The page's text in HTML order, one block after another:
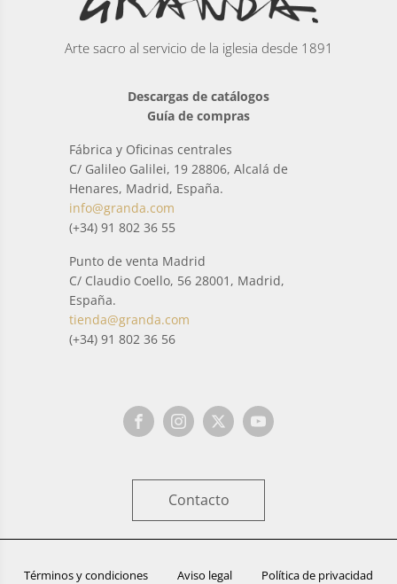
Arte sacro al servicio de la iglesia desde 1891
Descargas de catálogos
Guía de compras
Fábrica y Oficinas centrales
C/ Galileo Galilei, 19 28806, Alcalá de
Henares, Madrid, España.
info@granda.com
(+34) 91 802 36 55
Punto de venta Madrid
C/ Claudio Coello, 56 28001, Madrid,
España.
tienda@granda.com
(+34) 91 802 36 56
Contacto
Términos y condiciones Aviso legal Política de privacidad